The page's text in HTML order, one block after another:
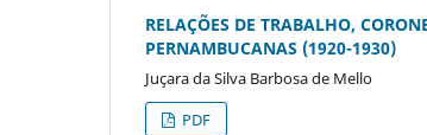
RELAÇÕES DE TRABALHO,
PERNAMBUCANAS (1920-1930)
Juçara da Silva Barbosa de Mello
PDF